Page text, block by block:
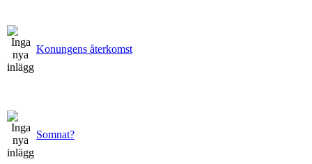
Konungens återkomst
Somnat?